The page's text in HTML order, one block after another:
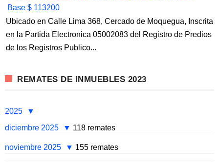
Base $ 113200
Ubicado en Calle Lima 368, Cercado de Moquegua, Inscrita
en la Partida Electronica 05002083 del Registro de Predios
de los Registros Publico...
REMATES DE INMUEBLES 2023
2025
diciembre 2025
118 remates
noviembre 2025 155 remates